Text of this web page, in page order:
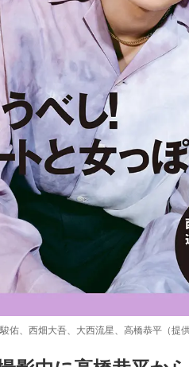
佑、西畑大吾、大西流星、高橋恭平（提供